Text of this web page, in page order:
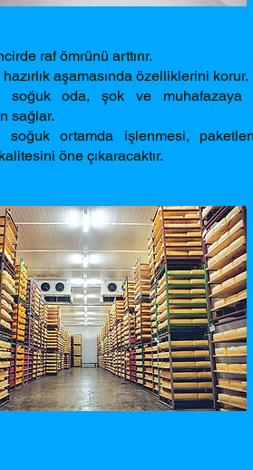
raf ömrünü arttırır.
aşamasında özelliklerini korur.
soğuk oda, şok ve muhafazaya
sağlar.
soğuk ortamda işlenmesi,
öne çıkaracaktır.